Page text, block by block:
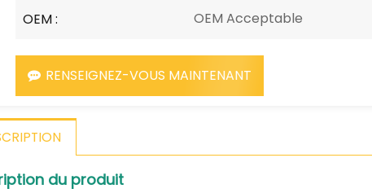
OEM : OEM Acceptable
RENSEIGNEZ-VOUS MAINTENANT
du produit